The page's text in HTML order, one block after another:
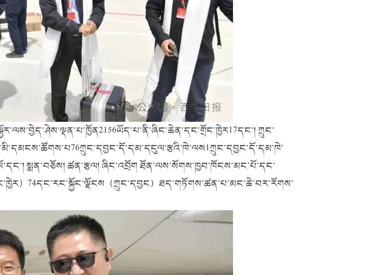
ཀྲུང་
སྨན་བཅོས། ཚན་རྩལ། ཞིང་འབྲོག ཐོན་ལས་སོགས་ཁྱབ་ཁོངས་མང་པོ་དང་
）74དང་རང་སྐྱོང་ལྗོངས（ཀྲུང་དབྱང）ཐད་གཏོགས་ཚན་པ་མང་ཆེ་བར་རོགས་